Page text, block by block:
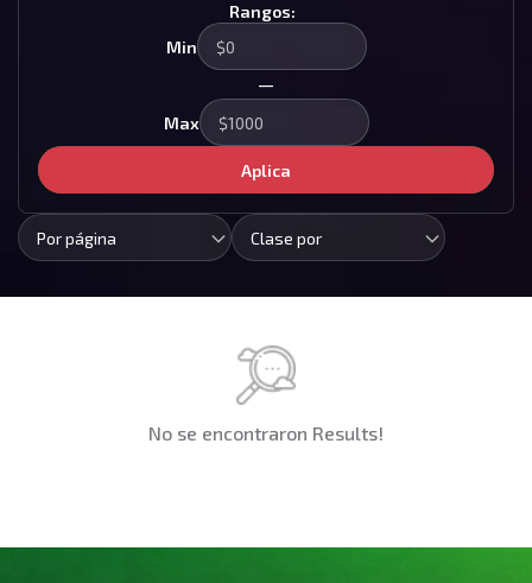
Rangos:
Min
—
Max
Aplica
Por página Clase por
No se encontraron Results!